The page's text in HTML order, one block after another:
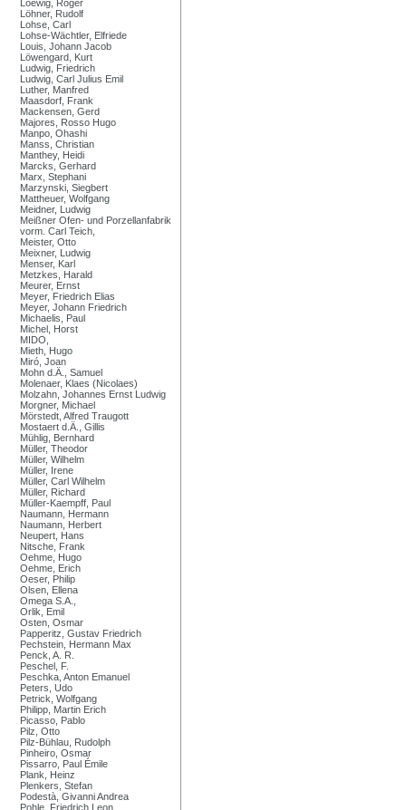
Loewig, Roger
Löhner, Rudolf
Lohse, Carl
Lohse-Wächtler, Elfriede
Louis, Johann Jacob
Löwengard, Kurt
Ludwig, Friedrich
Ludwig, Carl Julius Emil
Luther, Manfred
Maasdorf, Frank
Mackensen, Gerd
Majores, Rosso Hugo
Manpo, Ohashi
Manss, Christian
Manthey, Heidi
Marcks, Gerhard
Marx, Stephani
Marzynski, Siegbert
Mattheuer, Wolfgang
Meidner, Ludwig
Meißner Ofen- und Porzellanfabrik
vorm. Carl Teich,
Meister, Otto
Meixner, Ludwig
Menser, Karl
Metzkes, Harald
Meurer, Ernst
Meyer, Friedrich Elias
Meyer, Johann Friedrich
Michaelis, Paul
Michel, Horst
MIDO,
Mieth, Hugo
Miró, Joan
Mohn d.Ä., Samuel
Molenaer, Klaes (Nicolaes)
Molzahn, Johannes Ernst Ludwig
Morgner, Michael
Mörstedt, Alfred Traugott
Mostaert d.Ä., Gillis
Mühlig, Bernhard
Müller, Theodor
Müller, Wilhelm
Müller, Irene
Müller, Carl Wilhelm
Müller, Richard
Müller-Kaempff, Paul
Naumann, Hermann
Naumann, Herbert
Neupert, Hans
Nitsche, Frank
Oehme, Hugo
Oehme, Erich
Oeser, Philip
Olsen, Ellena
Omega S.A.,
Orlik, Emil
Osten, Osmar
Papperitz, Gustav Friedrich
Pechstein, Hermann Max
Penck, A. R.
Peschel, F.
Peschka, Anton Emanuel
Peters, Udo
Petrick, Wolfgang
Philipp, Martin Erich
Picasso, Pablo
Pilz, Otto
Pilz-Bühlau, Rudolph
Pinheiro, Osmar
Pissarro, Paul Émile
Plank, Heinz
Plenkers, Stefan
Podestà, Givanni Andrea
Pohle, Friedrich Leon